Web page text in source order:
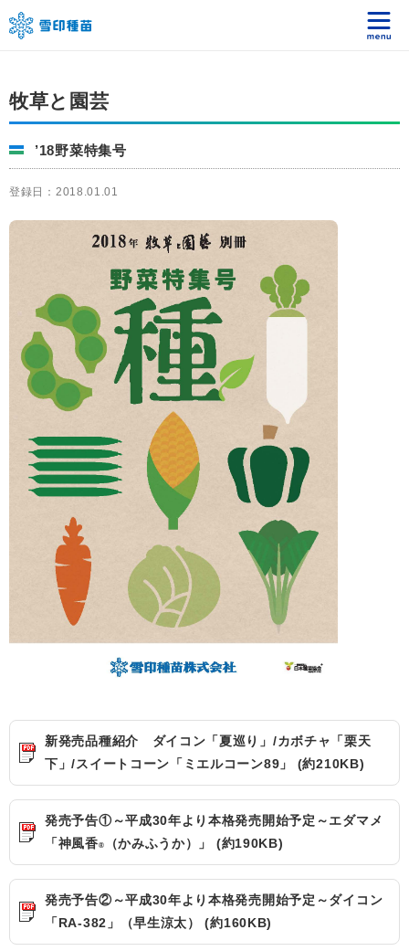
牧草と園芸
’18野菜特集号
登録日：2018.01.01
新発売品種紹介 ダイコン「夏巡り」/カボチャ「栗天
下」/スイートコーン「ミエルコーン89」 (約210KB)
発売予告①～平成30年より本格発売開始予定～エダマメ
「神風香® （かみふうか）」 (約190KB)
発売予告②～平成30年より本格発売開始予定～ダイコン
「RA-382」（早生涼太） (約160KB)